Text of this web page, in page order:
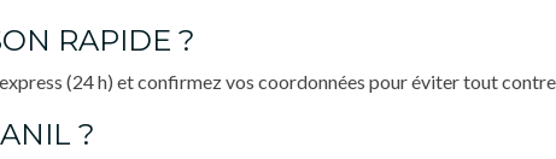
RAPIDE ?
(24 h) et confirmez vos coordonnées pour éviter tout
?